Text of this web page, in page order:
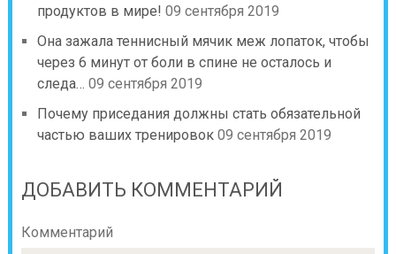
продуктов в мире! 09 сентября 2019
Она зажала теннисный мячик меж лопаток, чтобы
через 6 минут от боли в спине не осталось и
следа… 09 сентября 2019
Почему приседания должны стать обязательной
частью ваших тренировок 09 сентября 2019
ДОБАВИТЬ КОММЕНТАРИЙ
Комментарий